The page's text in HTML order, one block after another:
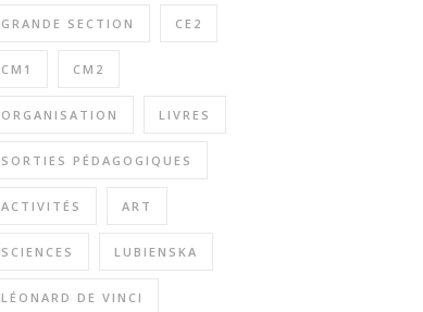
GRANDE SECTION CE2
CM1 CM2
ORGANISATION LIVRES
SORTIES PÉDAGOGIQUES
ACTIVITÉS ART
SCIENCES LUBIENSKA
LÉONARD DE VINCI